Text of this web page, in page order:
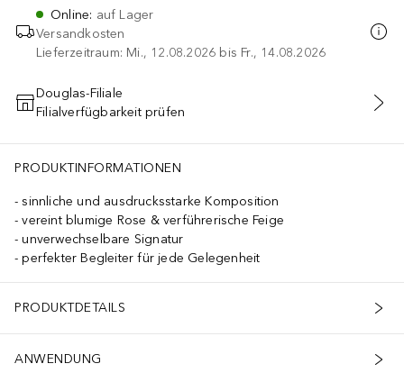
Online: auf Lager
Versandkosten
Lieferzeitraum: Mi., 12.08.2026 bis Fr., 14.08.2026
IN DEN WARENKORB
Douglas-Filiale
Filialverfügbarkeit prüfen
PRODUKTINFORMATIONEN
sinnliche und ausdrucksstarke Komposition
vereint blumige Rose & verführerische Feige
unverwechselbare Signatur
perfekter Begleiter für jede Gelegenheit
PRODUKTDETAILS
ANWENDUNG